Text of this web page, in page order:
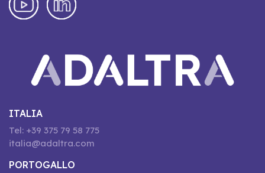
ITALIA
Tel: +39 375 79 58 775
italia@adaltra.com
PORTOGALLO